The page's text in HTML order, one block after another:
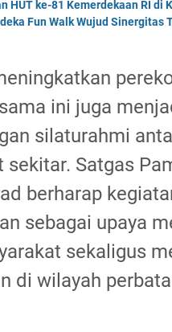
HUT ke-81 Kemerdekaan RI di
Fun Walk Wujud Sinergitas
ini juga
silaturahmi
sekitar. Satgas
berharap
sebagai upaya
sekaligus
di wilayah